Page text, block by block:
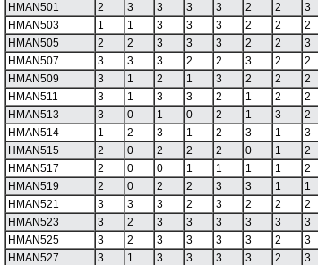
HMAN501
2 3 3 3 3 2 2 3
HMAN503
1 1 3 3 3 2 2 2
HMAN505
2 2 3 3 3 2 2 3
HMAN507
3 3 3 2 2 3 2 2
HMAN509
3 1 2 1 3 2 2 2
HMAN511
3 1 3 3 2 1 2 2
HMAN513
3 0 1 0 2 1 3 2
HMAN514
1 2 3 1 2 3 1 3
HMAN515
2 0 2 2 2 0 1 2
HMAN517
2 0 0 1 1 1 1 2
HMAN519
2 0 2 2 3 3 1 1
HMAN521
3 3 3 2 3 2 2 2
HMAN523
3 2 3 3 3 3 3 3
HMAN525
3 2 3 3 3 3 2 3
HMAN527
3 1 3 3 3 3 2 3